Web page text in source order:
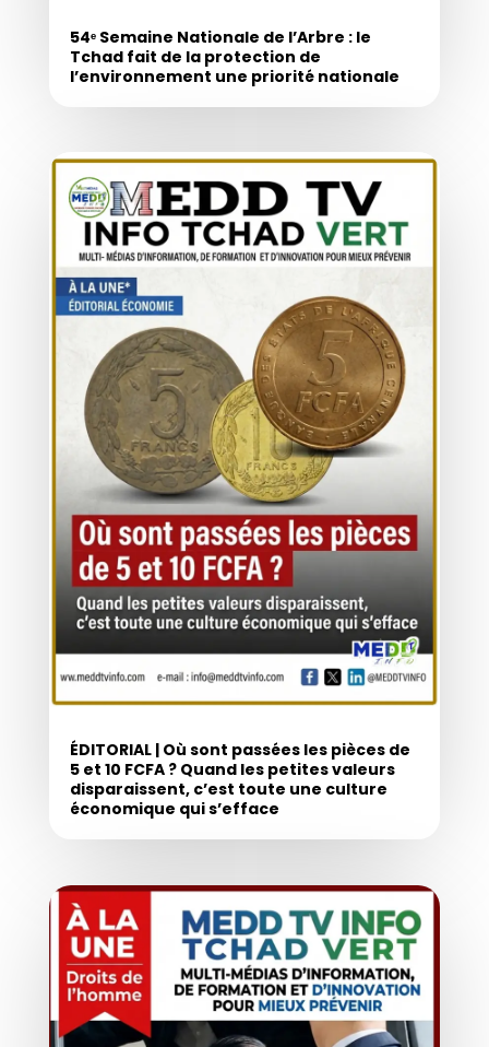
54ᵉ Semaine Nationale de l’Arbre : le
Tchad fait de la protection de
l’environnement une priorité nationale
ÉDITORIAL | Où sont passées les pièces de
5 et 10 FCFA ? Quand les petites valeurs
disparaissent, c’est toute une culture
économique qui s’efface